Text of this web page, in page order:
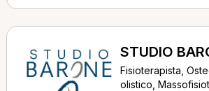
STUDIO
Fisioterapista,
olistico,